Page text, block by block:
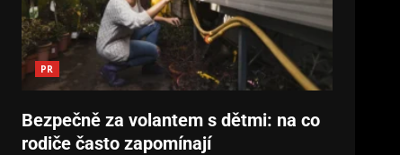
PR
Bezpečně za volantem s dětmi: na co
rodiče často zapomínají